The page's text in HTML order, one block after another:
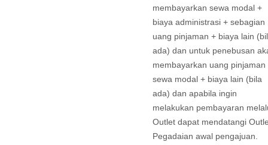
membayarkan sewa modal +
biaya administrasi + sebagian
uang pinjaman + biaya lain
ada) dan untuk penebusan
membayarkan uang pinjaman
sewa modal + biaya lain (bila
ada) dan apabila ingin
melakukan pembayaran
Outlet dapat mendatangi
Pegadaian awal pengajuan.